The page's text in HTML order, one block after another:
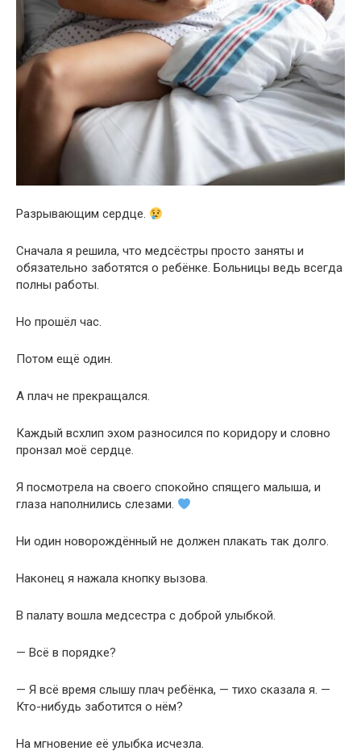
Разрывающим сердце.
Сначала я решила, что медсёстры просто заняты и
обязательно заботятся о ребёнке. Больницы ведь всегда
полны работы.
Но прошёл час.
Потом ещё один.
А плач не прекращался.
Каждый всхлип эхом разносился по коридору и словно
пронзал моё сердце.
Я посмотрела на своего спокойно спящего малыша, и
глаза наполнились слезами.
Ни один новорождённый не должен плакать так долго.
Наконец я нажала кнопку вызова.
В палату вошла медсестра с доброй улыбкой.
— Всё в порядке?
— Я всё время слышу плач ребёнка, — тихо сказала я. —
Кто-нибудь заботится о нём?
На мгновение её улыбка исчезла.